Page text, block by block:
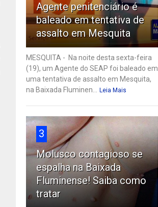
Agente penitenciário é
baleado em tentativa de
assalto em Mesquita
MESQUITA - Na noite desta sexta-feira
(19), um Agente do SEAP foi baleado em
uma tentativa de assalto em Mesquita,
na Baixada Fluminen... Leia Mais
3
Molusco contagioso se
espalha na Baixada
Fluminense! Saiba como
tratar